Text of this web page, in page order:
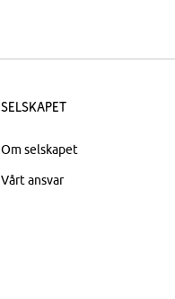
Selskapet
Om selskapet
Vårt ansvar